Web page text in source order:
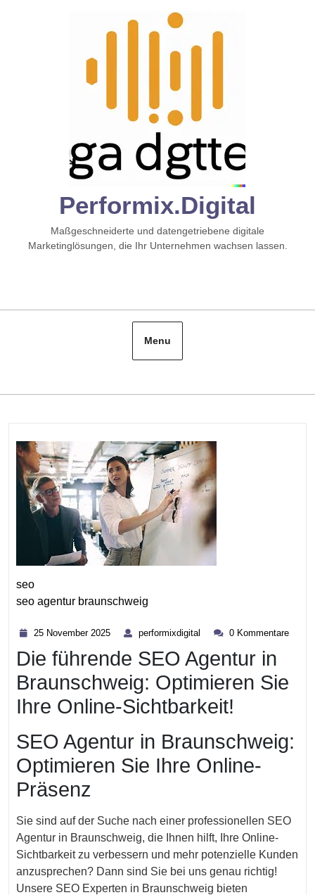
Performix.digital
Maßgeschneiderte und datengetriebene digitale
Marketinglösungen, die Ihr Unternehmen wachsen lassen.
Menu
seo
seo agentur braunschweig
25 November 2025
2025
performixdigital performixdigital
0 Kommentare
Die führende SEO Agentur in
Braunschweig: Optimieren Sie
Ihre Online-Sichtbarkeit!
SEO Agentur in Braunschweig:
Optimieren Sie Ihre Online-
Präsenz
Sie sind auf der Suche nach einer professionellen SEO
Agentur in Braunschweig, die Ihnen hilft, Ihre Online-
Sichtbarkeit zu verbessern und mehr potenzielle Kunden
anzusprechen? Dann sind Sie bei uns genau richtig!
Unsere SEO Experten in Braunschweig bieten